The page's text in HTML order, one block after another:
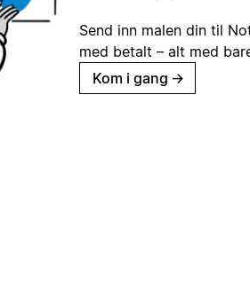
Send inn malen din til
med betalt – alt med
Kom i gang →